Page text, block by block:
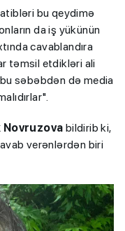
bu qeydimə
da iş yükünün
cavablandıra
təmsil etdikləri ali
səbəbdən də media
Novruzova bildirib ki,
verənlərdən biri